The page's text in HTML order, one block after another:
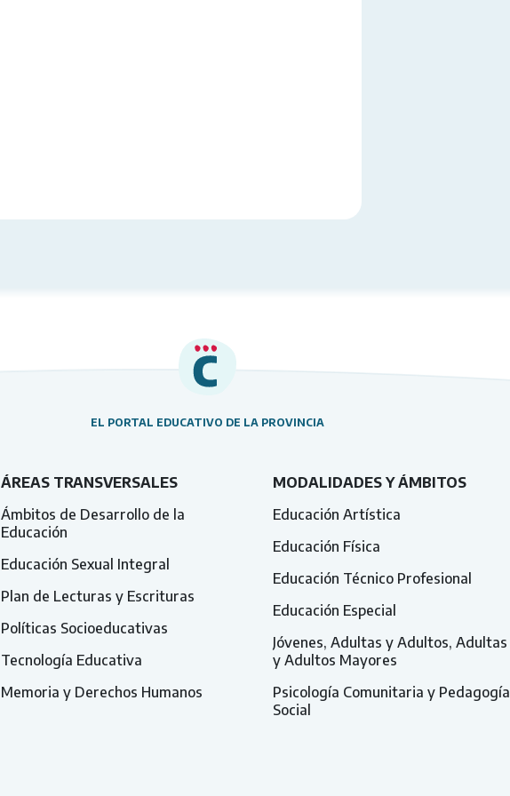
EL PORTAL EDUCATIVO DE LA PROVINCIA
ÁREAS TRANSVERSALES
Ámbitos de Desarrollo de la
Educación
Educación Sexual Integral
Plan de Lecturas y Escrituras
Políticas Socioeducativas
Tecnología Educativa
Memoria y Derechos Humanos
MODALIDADES Y ÁMBITOS
Educación Artística
Educación Física
Educación Técnico Profesional
Educación Especial
Jóvenes, Adultas y Adultos, Adultas
y Adultos Mayores
Psicología Comunitaria y Pedagogía
Social